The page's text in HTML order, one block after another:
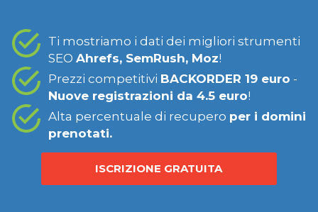
Ti mostriamo i dati dei migliori strumenti
SEO Ahrefs, SemRush, Moz!
Prezzi competitivi BACKORDER 19 euro -
Nuove registrazioni da 4.5 euro!
Alta percentuale di recupero per i domini
prenotati.
ISCRIZIONE GRATUITA